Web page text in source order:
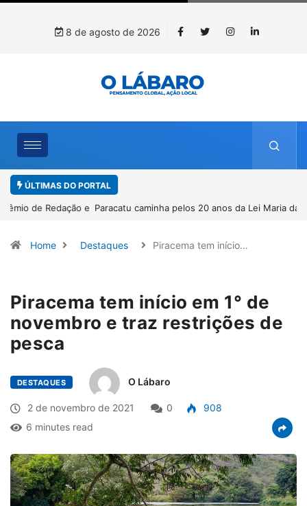
8 de agosto de 2026
ÚLTIMAS DO PORTAL
Paracatu caminha pelos 20 anos da Lei Maria da Penha
Home Destaques Piracema tem início…
Piracema tem início em 1° de
novembro e traz restrições de
pesca
DESTAQUES O Lábaro
2 de novembro de 2021 0
908
6 minutes read